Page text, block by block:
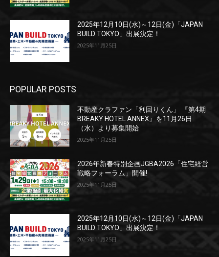
2025年12月10日(水)～12日(金)「JAPAN
BUILD TOKYO」出展決定！
2025年11月25日
POPULAR POSTS
不動産クラファン「利回りくん」 『第4期
BREAKY HOTEL ANNEX』を11月26日
（水）より募集開始
2025年11月25日
2026年新春特別企画JGBA2026「住宅経営
戦略フォーラム」開催!
2025年11月25日
2025年12月10日(水)～12日(金)「JAPAN
BUILD TOKYO」出展決定！
2025年11月25日